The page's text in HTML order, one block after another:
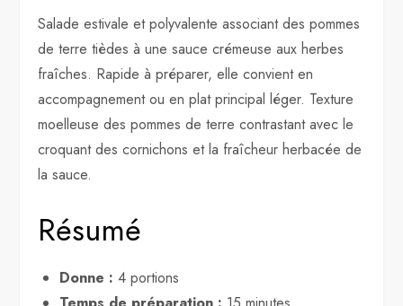
Salade estivale et polyvalente associant des pommes
de terre tièdes à une sauce crémeuse aux herbes
fraîches. Rapide à préparer, elle convient en
accompagnement ou en plat principal léger. Texture
moelleuse des pommes de terre contrastant avec le
croquant des cornichons et la fraîcheur herbacée de
la sauce.
Résumé
Donne : 4 portions